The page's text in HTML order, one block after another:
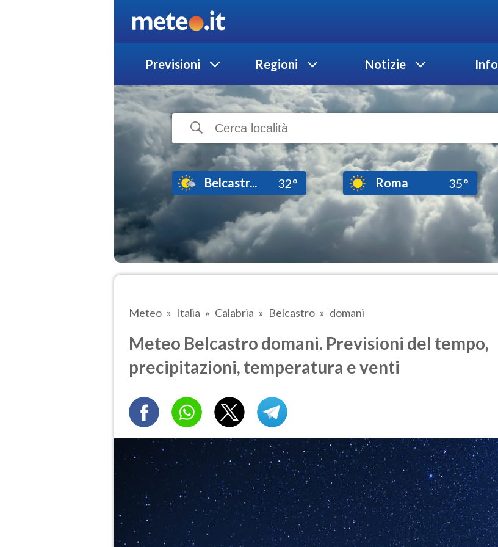
Previsioni Regioni Notizie Info
Belcastr... 32° Roma 35°
Meteo Italia Calabria Belcastro domani
Meteo Belcastro domani. Previsioni del tempo,
precipitazioni, temperatura e venti